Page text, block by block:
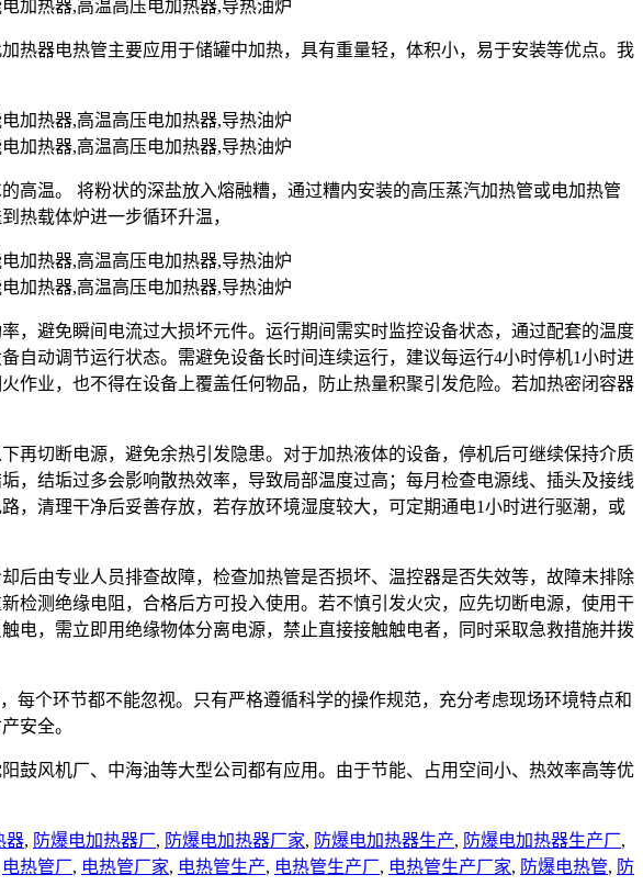
热器电热管主要应用于储罐中加热，具有重量轻，体积小，易于安装等优点。我
温。 将粉状的深盐放入熔融糟，通过糟内安装的高压蒸汽加热管或电加热管
热载体炉进一步循环升温，
，避免瞬间电流过大损坏元件。运行期间需实时监控设备状态，通过配套的温度
自动调节运行状态。需避免设备长时间连续运行，建议每运行4小时停机1小时进
作业，也不得在设备上覆盖任何物品，防止热量积聚引发危险。若加热密闭容器
切断电源，避免余热引发隐患。对于加热液体的设备，停机后可继续保持介质
，结垢过多会影响散热效率，导致局部温度过高；每月检查电源线、插头及接线
，清理干净后妥善存放，若存放环境湿度较大，可定期通电1小时进行驱潮，或
后由专业人员排查故障，检查加热管是否损坏、温控器是否失效等，故障未排除
检测绝缘电阻，合格后方可投入使用。若不慎引发火灾，应先切断电源，使用干
电，需立即用绝缘物体分离电源，禁止直接接触触电者，同时采取急救措施并拨
每个环节都不能忽视。只有严格遵循科学的操作规范，充分考虑现场环境特点和
安全。
鼓风机厂、中海油等大型公司都有应用。由于节能、占用空间小、热效率高等优
器, 防爆电加热器厂, 防爆电加热器厂家, 防爆电加热器生产, 防爆电加热器生产厂,
电热管厂, 电热管厂家, 电热管生产, 电热管生产厂, 电热管生产厂家, 防爆电热管, 防